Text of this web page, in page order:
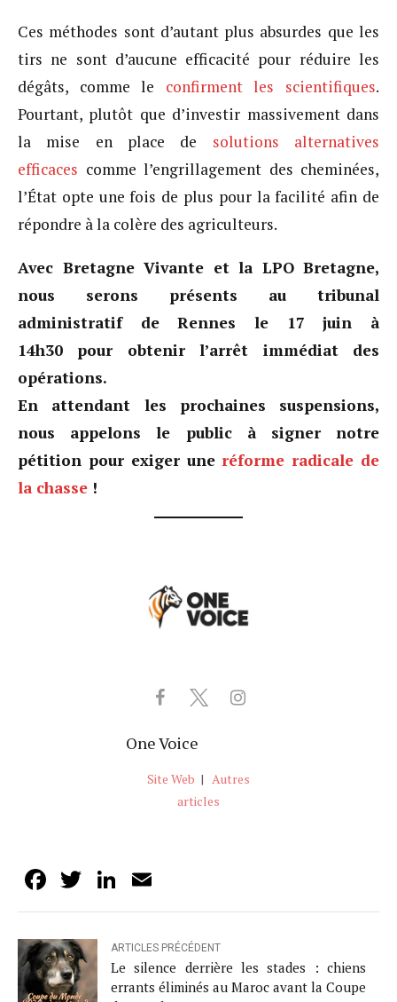
Ces méthodes sont d’autant plus absurdes que les
tirs ne sont d’aucune efficacité pour réduire les
dégâts, comme le confirment les scientifiques.
Pourtant, plutôt que d’investir massivement dans
la mise en place de solutions alternatives
efficaces comme l’engrillagement des cheminées,
l’État opte une fois de plus pour la facilité afin de
répondre à la colère des agriculteurs.
Avec Bretagne Vivante et la LPO Bretagne,
nous serons présents au tribunal
administratif de Rennes le 17 juin à
14h30 pour obtenir l’arrêt immédiat des
opérations.
En attendant les prochaines suspensions,
nous appelons le public à signer notre
pétition pour exiger une réforme radicale de
la chasse !
One Voice
Site Web | Autres
articles
Facebook
TwitterLinkedIn
ARTICLES PRÉCÉDENT
Le silence derrière les stades : chiens
errants éliminés au Maroc avant la Coupe